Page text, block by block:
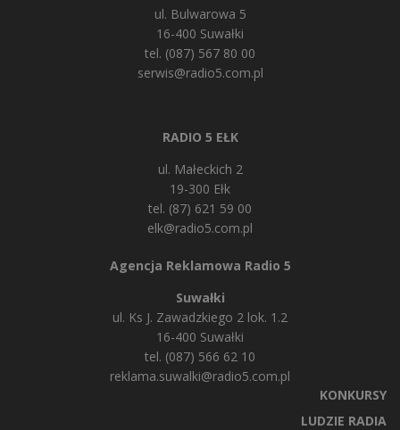
ul. Bulwarowa 5
16-400 Suwałki
tel. (087) 567 80 00
serwis@radio5.com.pl
RADIO 5 EŁK
ul. Małeckich 2
19-300 Ełk
tel. (87) 621 59 00
elk@radio5.com.pl
Agencja Reklamowa Radio 5
Suwałki
ul. Ks J. Zawadzkiego 2 lok. 1.2
16-400 Suwałki
tel. (087) 566 62 10
reklama.suwalki@radio5.com.pl
KONKURSY
LUDZIE RADIA